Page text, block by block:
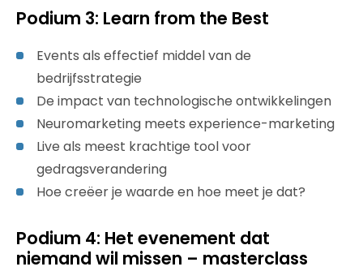
Podium 3: Learn from the Best
Events als effectief middel van de
bedrijfsstrategie
De impact van technologische ontwikkelingen
Neuromarketing meets experience-marketing
Live als meest krachtige tool voor
gedragsverandering
Hoe creëer je waarde en hoe meet je dat?
Podium 4: ​Het evenement dat
niemand wil missen – masterclass